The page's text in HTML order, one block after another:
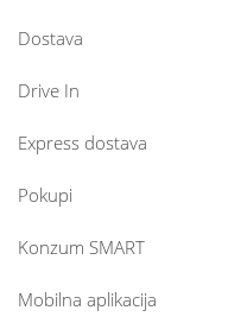
Dostava
Drive In
Express dostava
Pokupi
Konzum SMART
Mobilna aplikacija